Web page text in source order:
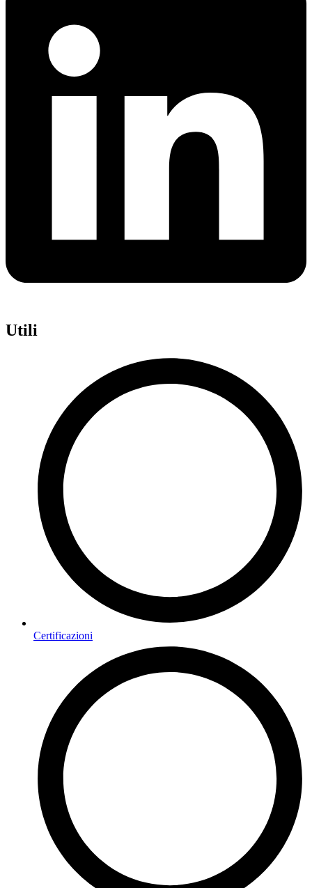
Utili
Certificazioni